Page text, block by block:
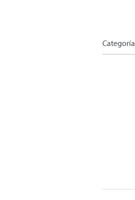
Categoría